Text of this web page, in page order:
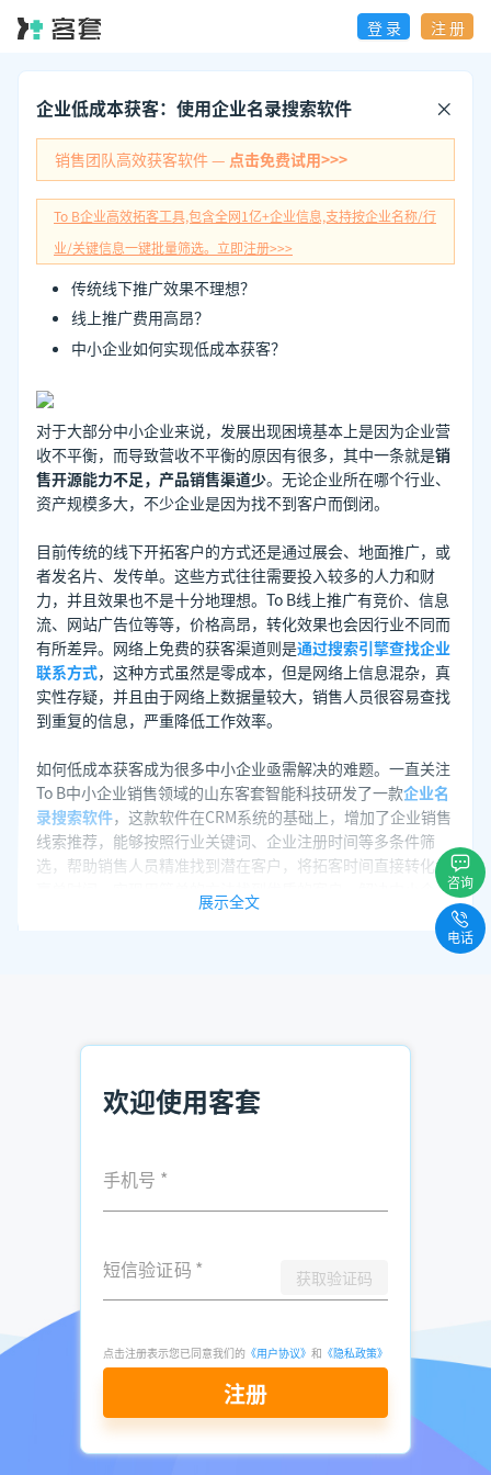
登 录 注 册
企业低成本获客：使用企业名录搜索软件
销售团队高效获客软件 — 点击免费试用>>>
To B企业高效拓客工具,包含全网1亿+企业信息,支持按企业名称/行
业/关键信息一键批量筛选。立即注册>>>
传统线下推广效果不理想？
线上推广费用高昂？
中小企业如何实现低成本获客？
对于大部分中小企业来说，发展出现困境基本上是因为企业营
收不平衡，而导致营收不平衡的原因有很多，其中一条就是销
售开源能力不足，产品销售渠道少。无论企业所在哪个行业、
资产规模多大，不少企业是因为找不到客户而倒闭。
目前传统的线下开拓客户的方式还是通过展会、地面推广，或
者发名片、发传单。这些方式往往需要投入较多的人力和财
力，并且效果也不是十分地理想。To B线上推广有竞价、信息
流、网站广告位等等，价格高昂，转化效果也会因行业不同而
有所差异。网络上免费的获客渠道则是通过搜索引擎查找企业
联系方式，这种方式虽然是零成本，但是网络上信息混杂，真
实性存疑，并且由于网络上数据量较大，销售人员很容易查找
到重复的信息，严重降低工作效率。
如何低成本获客成为很多中小企业亟需解决的难题。一直关注
To B中小企业销售领域的山东客套智能科技研发了一款企业名
录搜索软件，这款软件在CRM系统的基础上，增加了企业销售
线索推荐，能够按照行业关键词、企业注册时间等多条件筛
选，帮助销售人员精准找到潜在客户，将拓客时间直接转化为
赢单时间，实现用简单的方法找到优质的客户，解决中小企业
获客难、获客成本高的难题。除此之外，该软件还包含销售线
索查重、客户跟进记录永久保存等功能，有效提高销售人员工
2020- 了解更多：客套企业名录搜索软件
点击立即申请免费试用
展示全文
欢迎使用客套
手机号 *
短信验证码 * 获取验证码
点击注册表示您已同意我们的 《用户协议》 和 《隐私政策》
注册
咨询
电话